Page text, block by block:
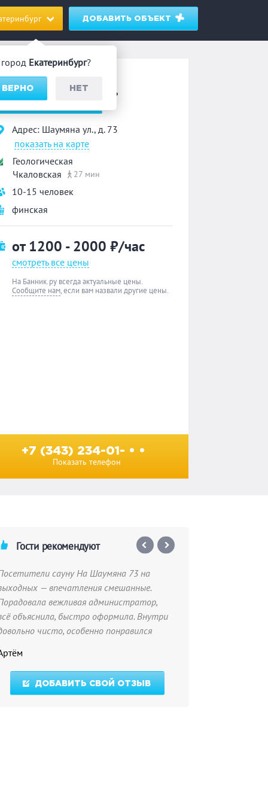
Екатеринбург?
ВЕРНО НЕТ
ДОБАВИТЬ ОБЪЕКТ
Шаумяна 73»
Адрес: Шаумяна ул., д. 73
показать на карте
Геологическая
Чкаловская
27 мин
10-15 человек
финская
от 1200 - 2000 ₽/час
смотреть все цены
На Банник.ру всегда актуальные цены.
Сообщите нам, если вам назвали другие цены.
+7 (343) 234-01- • •
Показать телефон
Гости рекомендуют
сауну На Шаумяна 73 на
— впечатления смешанные.
вежливая администратор,
объяснила, быстро оформила. Внутри
чисто, особенно понравился
прям плюс. Рекомендую...
ДОБАВИТЬ СВОЙ ОТЗЫВ